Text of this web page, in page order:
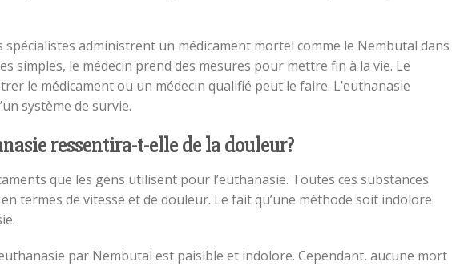
spécialistes administrent un médicament mortel comme le Nembutal dans
simples, le médecin prend des mesures pour mettre fin à la vie. Le
le médicament ou un médecin qualifié peut le faire. L’euthanasie
système de survie.
ressentira-t-elle de la douleur?
que les gens utilisent pour l’euthanasie. Toutes ces substances
termes de vitesse et de douleur. Le fait qu’une méthode soit indolore
par Nembutal est paisible et indolore. Cependant, aucune mort